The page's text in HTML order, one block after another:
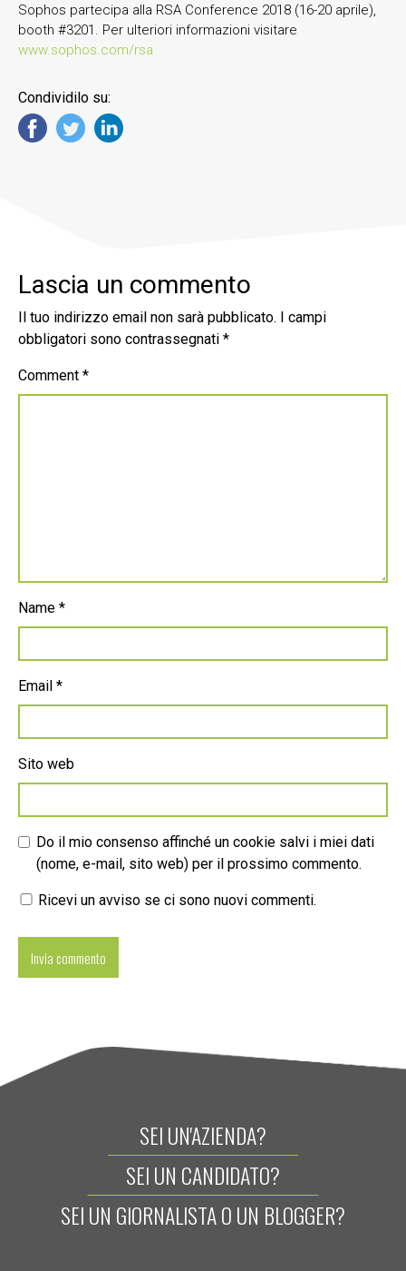
Sophos partecipa alla RSA Conference 2018 (16-20 aprile),
booth #3201. Per ulteriori informazioni visitare
www.sophos.com/rsa
Condividilo su:
Lascia un commento
Il tuo indirizzo email non sarà pubblicato.
I campi
obbligatori sono contrassegnati *
Comment *
Name *
Email *
Sito web
Do il mio consenso affinché un cookie salvi i miei dati
(nome, e-mail, sito web) per il prossimo commento.
Ricevi un avviso se ci sono nuovi commenti.
SEI UN'AZIENDA?
SEI UN CANDIDATO?
SEI UN GIORNALISTA O UN BLOGGER?